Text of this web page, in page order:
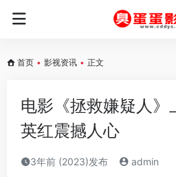
首页 • 影视资讯 • 正文
电影《拯救嫌疑人》
英红震撼人心
3年前 (2023)发布 admin